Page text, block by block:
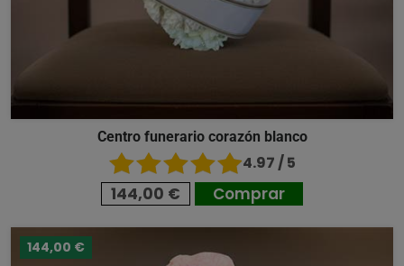
Centro funerario corazón blanco
4.97 / 5
144,00 € Comprar
144,00 €